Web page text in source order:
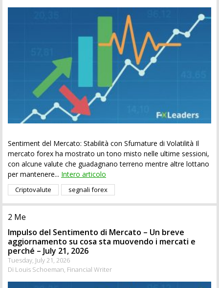
Sentiment del Mercato: Stabilità con Sfumature di Volatilità Il
mercato forex ha mostrato un tono misto nelle ultime sessioni,
con alcune valute che guadagnano terreno mentre altre lottano
per mantenere... Intero articolo
Criptovalute segnali forex
2 Me
Impulso del Sentimento di Mercato – Un breve
aggiornamento su cosa sta muovendo i mercati e
perché – July 21, 2026
Tuesday, July 21, 2026
Di Louis Schoeman, Financial Writer